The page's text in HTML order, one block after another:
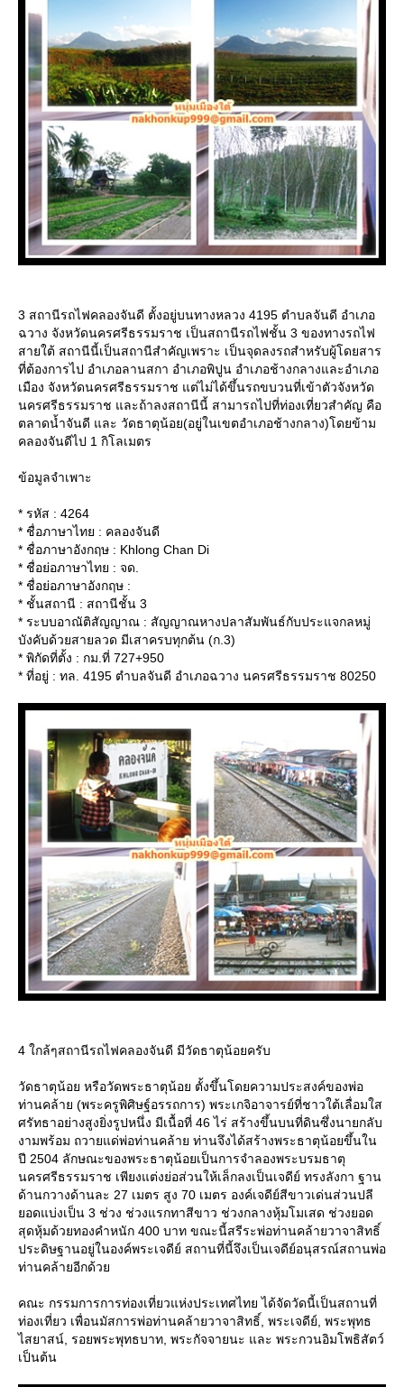
3 สถานีรถไฟคลองจันดี ตั้งอยู่บนทางหลวง 4195 ตำบลจันดี อำเภอ
ฉวาง จังหวัดนครศรีธรรมราช เป็นสถานีรถไฟชั้น 3 ของทางรถไฟ
สายใต้ สถานีนี้เป็นสถานีสำคัญเพราะ เป็นจุดลงรถสำหรับผู้โดยสาร
ที่ต้องการไป อำเภอลานสกา อำเภอพิปูน อำเภอช้างกลางและอำเภอ
เมือง จังหวัดนครศรีธรรมราช แต่ไม่ได้ขึ้นรถขบวนที่เข้าตัวจังหวัด
นครศรีธรรมราช และถ้าลงสถานีนี้ สามารถไปที่ท่องเที่ยวสำคัญ คือ
ตลาดน้ำจันดี และ วัดธาตุน้อย(อยู่ในเขตอำเภอช้างกลาง)โดยข้าม
คลองจันดีไป 1 กิโลเมตร
ข้อมูลจำเพาะ
* รหัส : 4264
* ชื่อภาษาไทย : คลองจันดี
* ชื่อภาษาอังกฤษ : Khlong Chan Di
* ชื่อย่อภาษาไทย : จด.
* ชื่อย่อภาษาอังกฤษ :
* ชั้นสถานี : สถานีชั้น 3
* ระบบอาณัติสัญญาณ : สัญญาณหางปลาสัมพันธ์กับประแจกลหมู่
บังคับด้วยสายลวด มีเสาครบทุกต้น (ก.3)
* พิกัดที่ตั้ง : กม.ที่ 727+950
* ที่อยู่ : ทล. 4195 ตำบลจันดี อำเภอฉวาง นครศรีธรรมราช 80250
4 ใกล้ๆสถานีรถไฟคลองจันดี มีวัดธาตุน้อยครับ
วัดธาตุน้อย หรือวัดพระธาตุน้อย ตั้งขึ้นโดยความประสงค์ของพ่อ
ท่านคล้าย (พระครูพิศิษฐ์อรรถการ) พระเกจิอาจารย์ที่ชาวใต้เลื่อมใส
ศรัทธาอย่างสูงยิ่งรูปหนึ่ง มีเนื้อที่ 46 ไร่ สร้างขึ้นบนที่ดินซึ่งนายกลับ
งามพร้อม ถวายแด่พ่อท่านคล้าย ท่านจึงได้สร้างพระธาตุน้อยขึ้นใน
ปี 2504 ลักษณะของพระธาตุน้อยเป็นการจำลองพระบรมธาตุ
นครศรีธรรมราช เพียงแต่งย่อส่วนให้เล็กลงเป็นเจดีย์ ทรงลังกา ฐาน
ด้านกวางด้านละ 27 เมตร สูง 70 เมตร องค์เจดีย์สีขาวเด่นส่วนปลี
อดแบ่งเป็น 3 ช่วง ช่วงแรกทาสีขาว ช่วงกลางหุ้มโมเสด ช่วงยอด
สุดหุ้มด้วยทองคำหนัก 400 บาท ขณะนี้สรีระพ่อท่านคล้ายวาจาสิทธิ์
ประดิษฐานอยู่ในองค์พระเจดีย์ สถานที่นี้จึงเป็นเจดีย์อนุสรณ์สถานพ่อ
ท่านคล้ายอีกด้ว
คณะ กรรมการการท่องเที่ยวแห่งประเทศไทย ได้จัดวัดนี้เป็นสถานที่
ท่องเที่ยว เพื่อนมัสการพ่อท่านคล้ายวาจาสิทธิ์, พระเจดีย์, พระพุทธ
ไสยาสน์, รอยพระพุทธบาท, พระกัจจายนะ และ พระกวนอิมโพธิสัตว์
เป็นต้น